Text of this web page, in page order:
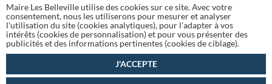
Maire Les Belleville utilise des cookies sur ce site. Avec votre
consentement, nous les utiliserons pour mesurer et analyser
l'utilisation du site (cookies analytiques), pour l'adapter à vos
intérêts (cookies de personnalisation) et pour vous présenter des
publicités et des informations pertinentes (cookies de ciblage).
J'ACCEPTE